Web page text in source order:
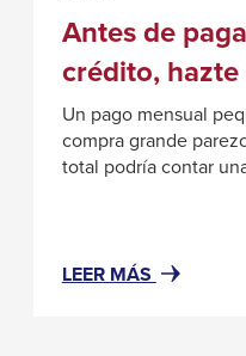
space
open
menus
escape
preguntas
Antes de
crédito,
Un pago mensual
compra grande
total podría contar
LEER MÁS